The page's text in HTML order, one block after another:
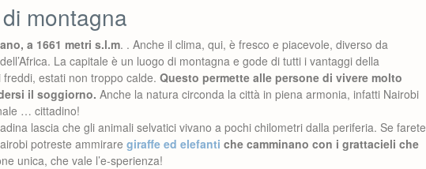
montagna
a 1661 metri s.l.m. . Anche il clima, qui, è fresco e piacevole, diverso da
La capitale è un luogo di montagna e gode di tutti i vantaggi della
estati non troppo calde. Questo permette alle persone di vivere molto
il soggiorno. Anche la natura circonda la città in piena armonia, infatti Nairobi
… cittadino!
lascia che gli animali selvatici vivano a pochi chilometri dalla periferia. Se farete
potreste ammirare giraffe ed elefanti che camminano con i grattacieli che
unica, che vale l’e-sperienza!